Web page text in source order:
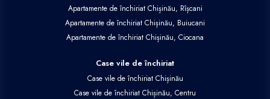
Apartamente de închiriat Chișinău, Rîșcani
Apartamente de închiriat Chișinău, Buiucani
Apartamente de închiriat Chișinău, Ciocana
Case vile de închiriat
Case vile de închiriat Chișinău
Case vile de închiriat Chișinău, Centru